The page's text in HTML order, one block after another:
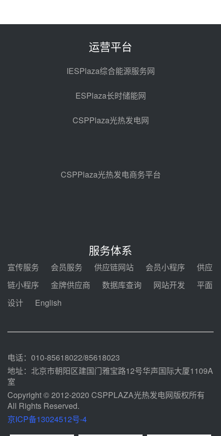
规模化助力构建绿色低碳电力供给
架协议项目中标候选人公示
350MW光热大基地建设提速！哈
锅中标格尔木项目蒸汽发生系统
昨天 08-04 09:54
昨天 08-04 09:27
目海南州香加#1储能工程EPC总承
包项目设备采购
河北金悦弘千中标重能新疆天山北
麓100MW光热发电项目用“碳钢、
100MW光热发电项目管件采购
运营平台
IESPlaza综合能源服务网
ESPlaza长时储能网
CSPPlaza光热发电网
CSPPlaza光热发电商务平台
服务体系
宣传服务 会员服务 供应链网站 会员小程序
供应
链小程序
金牌供应商 数据库查询 网站开发
平面
设计
English
电话：010-85618022/85618023
地址：北京市朝阳区建国门雅宝路12号华声国际大厦1109A
室
Copyright © 2012-2020 CSPPLAZA光热发电网版权所有
All Rights Reserved.
京ICP备13024512号-4